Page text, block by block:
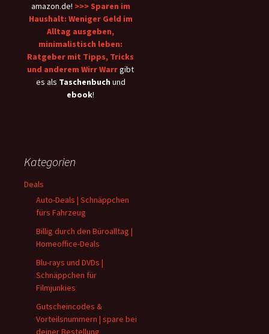
amazon.de! >>> Sparen im
Haushalt: Weniger Geld im
Alltag ausgeben,
minimalistisch leben:
Ratgeber mit Tipps, Tricks
und anderem Wirr Warrgibt
es als Taschenbuch und
ebook!
Kategorien
Deals
Auto-Deals | Schnäppchen
fürs Fahrzeug
Billig durch den Büroalltag |
Homeoffice-Deals
Blu-rays und DVDs |
Schnäppchen für
Filmjunkies
Gutscheincodes &
Vorteilsnummern | spare bei
deiner Bestellung